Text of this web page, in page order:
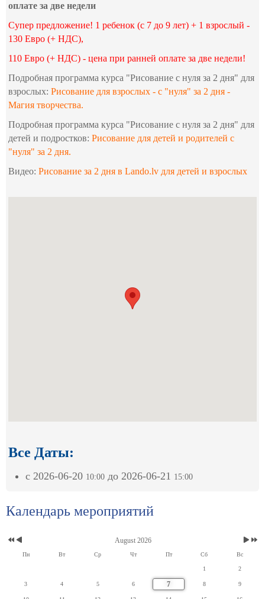
оплате за две недели
Супер предложение! 1 ребенок (c 7 до 9 лет) + 1 взрослый -
130 Евро (+ НДС),
110 Евро (+ НДС) - цена при ранней оплате за две недели!
Подробная программа курса "Рисование с нуля за 2 дня" для
взрослых: Рисование для взрослых - с "нуля" за 2 дня -
Магия творчества.
Подробная программа курса "Рисование с нуля за 2 дня" для
детей и подростков:Рисование для детей и родителей c
"нуля" за 2 дня.
Видео: Рисование за 2 дня в Lando.lv для детей и взрослых
Все Даты:
с 2026-06-20 10:00 до 2026-06-21 15:00
Календарь мероприятий
August 2026
Пн Вт Ср Чт Пт Сб Вс
1 2
3 4 5 6 7 8 9